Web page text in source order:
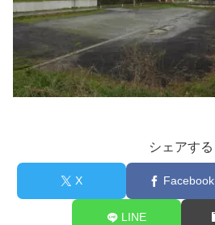
シェアする
X Facebook
LINE